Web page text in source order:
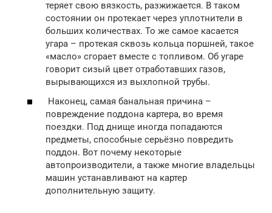
теряет свою вязкость, разжижается. В таком
состоянии он протекает через уплотнители в
больших количествах. То же самое касается
угара – протекая сквозь кольца поршней, такое
«масло» сгорает вместе с топливом. Об угаре
говорит сизый цвет отработавших газов,
вырывающихся из выхлопной трубы.
Наконец, самая банальная причина –
повреждение поддона картера, во время
поездки. Под днище иногда попадаются
предметы, способные серьёзно повредить
поддон. Вот почему некоторые
автопроизводители, а также многие владельцы
машин устанавливают на картер
дополнительную защиту.